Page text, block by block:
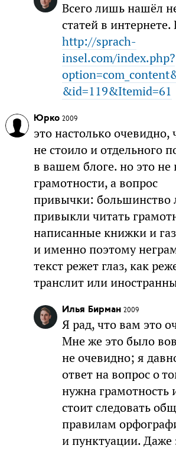
Всего лишь нашёл
статей в интернете.
http://sprach-
insel.com/index.php?
&id=119&Itemid=61
Юрко 2009
это настолько очевидно,
не стоило и отдельного
в вашем блоге. но это не
грамотности, а вопрос
привычки: большинство
привыкли читать
написанные книжки и
и именно поэтому
текст режет глаз, как
транслит или
Илья Бирман 2009
Я рад, что вам это
Мне же это было
не очевидно; я
ответ на вопрос о
нужна грамотность
стоит следовать
правилам
и пунктуации. Даже